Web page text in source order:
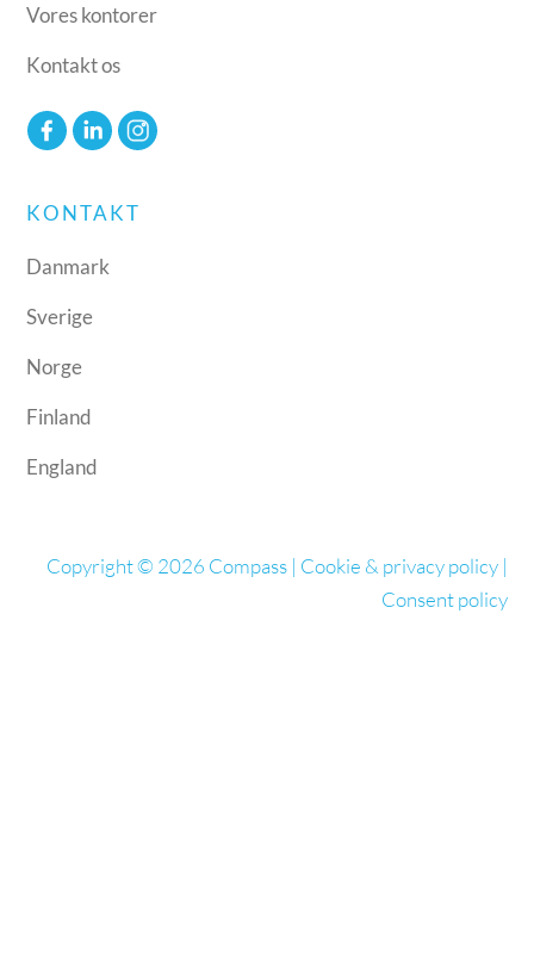
Vores kontorer
Kontakt os
KONTAKT
Danmark
Sverige
Norge
Finland
England
Copyright © 2026 Compass | Cookie & privacy policy|
Consent policy